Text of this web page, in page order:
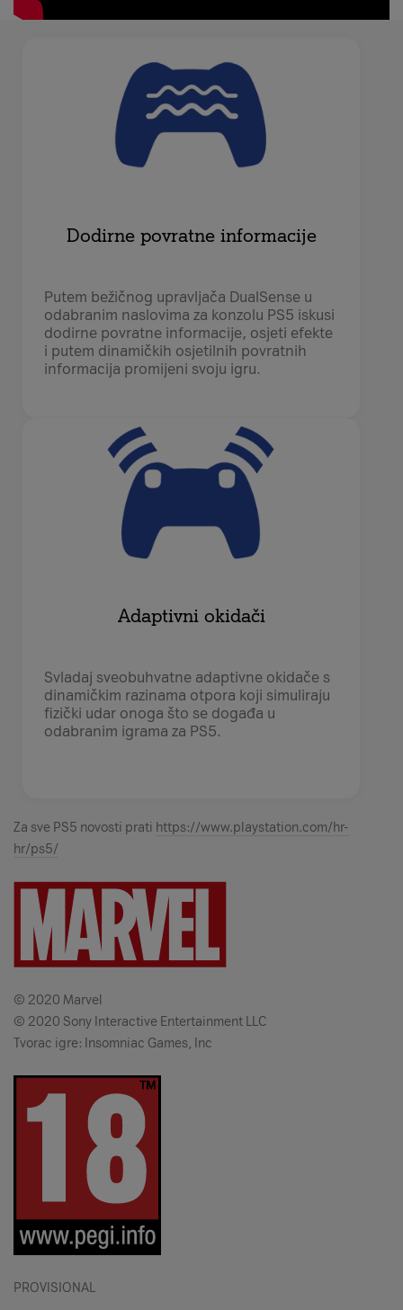
Dodirne povratne informacije
Putem bežičnog upravljača DualSense u
odabranim naslovima za konzolu PS5 iskusi
dodirne povratne informacije, osjeti efekte
i putem dinamičkih osjetilnih povratnih
informacija promijeni svoju igru.
Adaptivni okidači
Svladaj sveobuhvatne adaptivne okidače s
dinamičkim razinama otpora koji simuliraju
fizički udar onoga što se događa u
odabranim igrama za PS5.
Za sve PS5 novosti prati https://www.playstation.com/hr-
hr/ps5/
© 2020 Marvel
© 2020 Sony Interactive Entertainment LLC
Tvorac igre: Insomniac Games, Inc
PROVISIONAL